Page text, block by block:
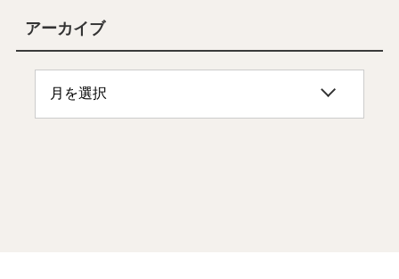
アーカイブ